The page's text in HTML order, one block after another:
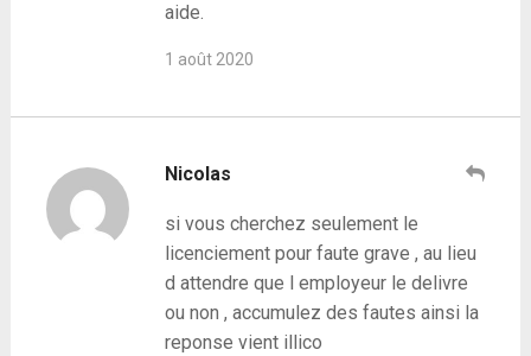
aide.
1 août 2020
Nicolas
si vous cherchez seulement le
licenciement pour faute grave , au lieu
d attendre que l employeur le delivre
ou non , accumulez des fautes ainsi la
reponse vient illico